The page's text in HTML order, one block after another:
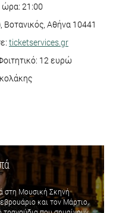
ώρα: 21:00
Αθήνα 10441
ticketservices.gr
12 ευρώ
στη Μουσική Σκηνή
και τον Μάρτιο,